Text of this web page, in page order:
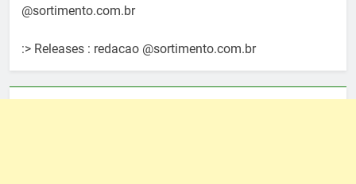
@sortimento.com.br
:> Releases : redacao @sortimento.com.br